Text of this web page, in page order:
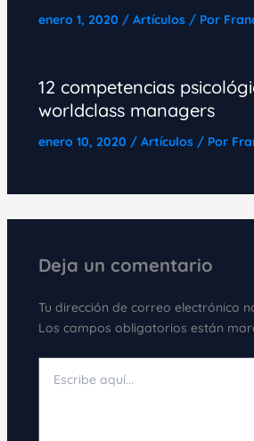
enero 1, 2020 / Artículos/ Por
12 competencias
worldclass managers
enero 10, 2020 / Artículos/ Por
Deja un comentario
Tu dirección de correo electrónico
Los campos obligatorios están
aquí...